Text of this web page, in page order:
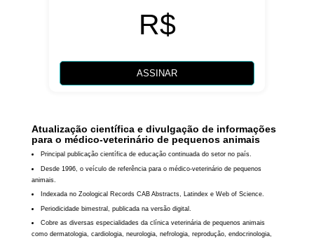
R$
ASSINAR
Atualização científica e divulgação de informações
para o médico-veterinário de pequenos animais
Principal publicação científica de educação continuada do setor no país.
Desde 1996, o veículo de referência para o médico-veterinário de pequenos
animais.
Indexada no Zoological Records CAB Abstracts, Latindex e Web of Science.
Periodicidade bimestral, publicada na versão digital.
Cobre as diversas especialidades da clínica veterinária de pequenos animais
como dermatologia, cardiologia, neurologia, nefrologia, reprodução, endocrinologia,